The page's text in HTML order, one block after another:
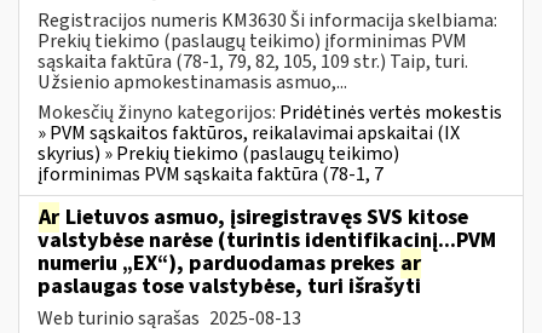
Registracijos numeris KM3630 Ši informacija skelbiama:
Prekių tiekimo (paslaugų teikimo) įforminimas PVM
sąskaita faktūra (78-1, 79, 82, 105, 109 str.) Taip, turi.
Užsienio apmokestinamasis asmuo,...
Mokesčių žinyno kategorijos: Pridėtinės vertės mokestis
» PVM sąskaitos faktūros, reikalavimai apskaitai (IX
skyrius) » Prekių tiekimo (paslaugų teikimo)
įforminimas PVM sąskaita faktūra (78-1, 7
Ar Lietuvos asmuo, įsiregistravęs SVS kitose
valstybėse narėse (turintis identifikacinį...PVM
numeriu „EX“), parduodamas prekes ar
paslaugas tose valstybėse, turi išrašyti
Web turinio sąrašas 2025-08-13